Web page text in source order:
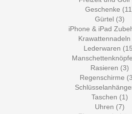
Geschenke
Gürtel (3)
iPhone & iPad
Krawattennadeln
Lederwaren
Rasieren (3)
Regenschirme
Taschen (1)
Uhren (7)